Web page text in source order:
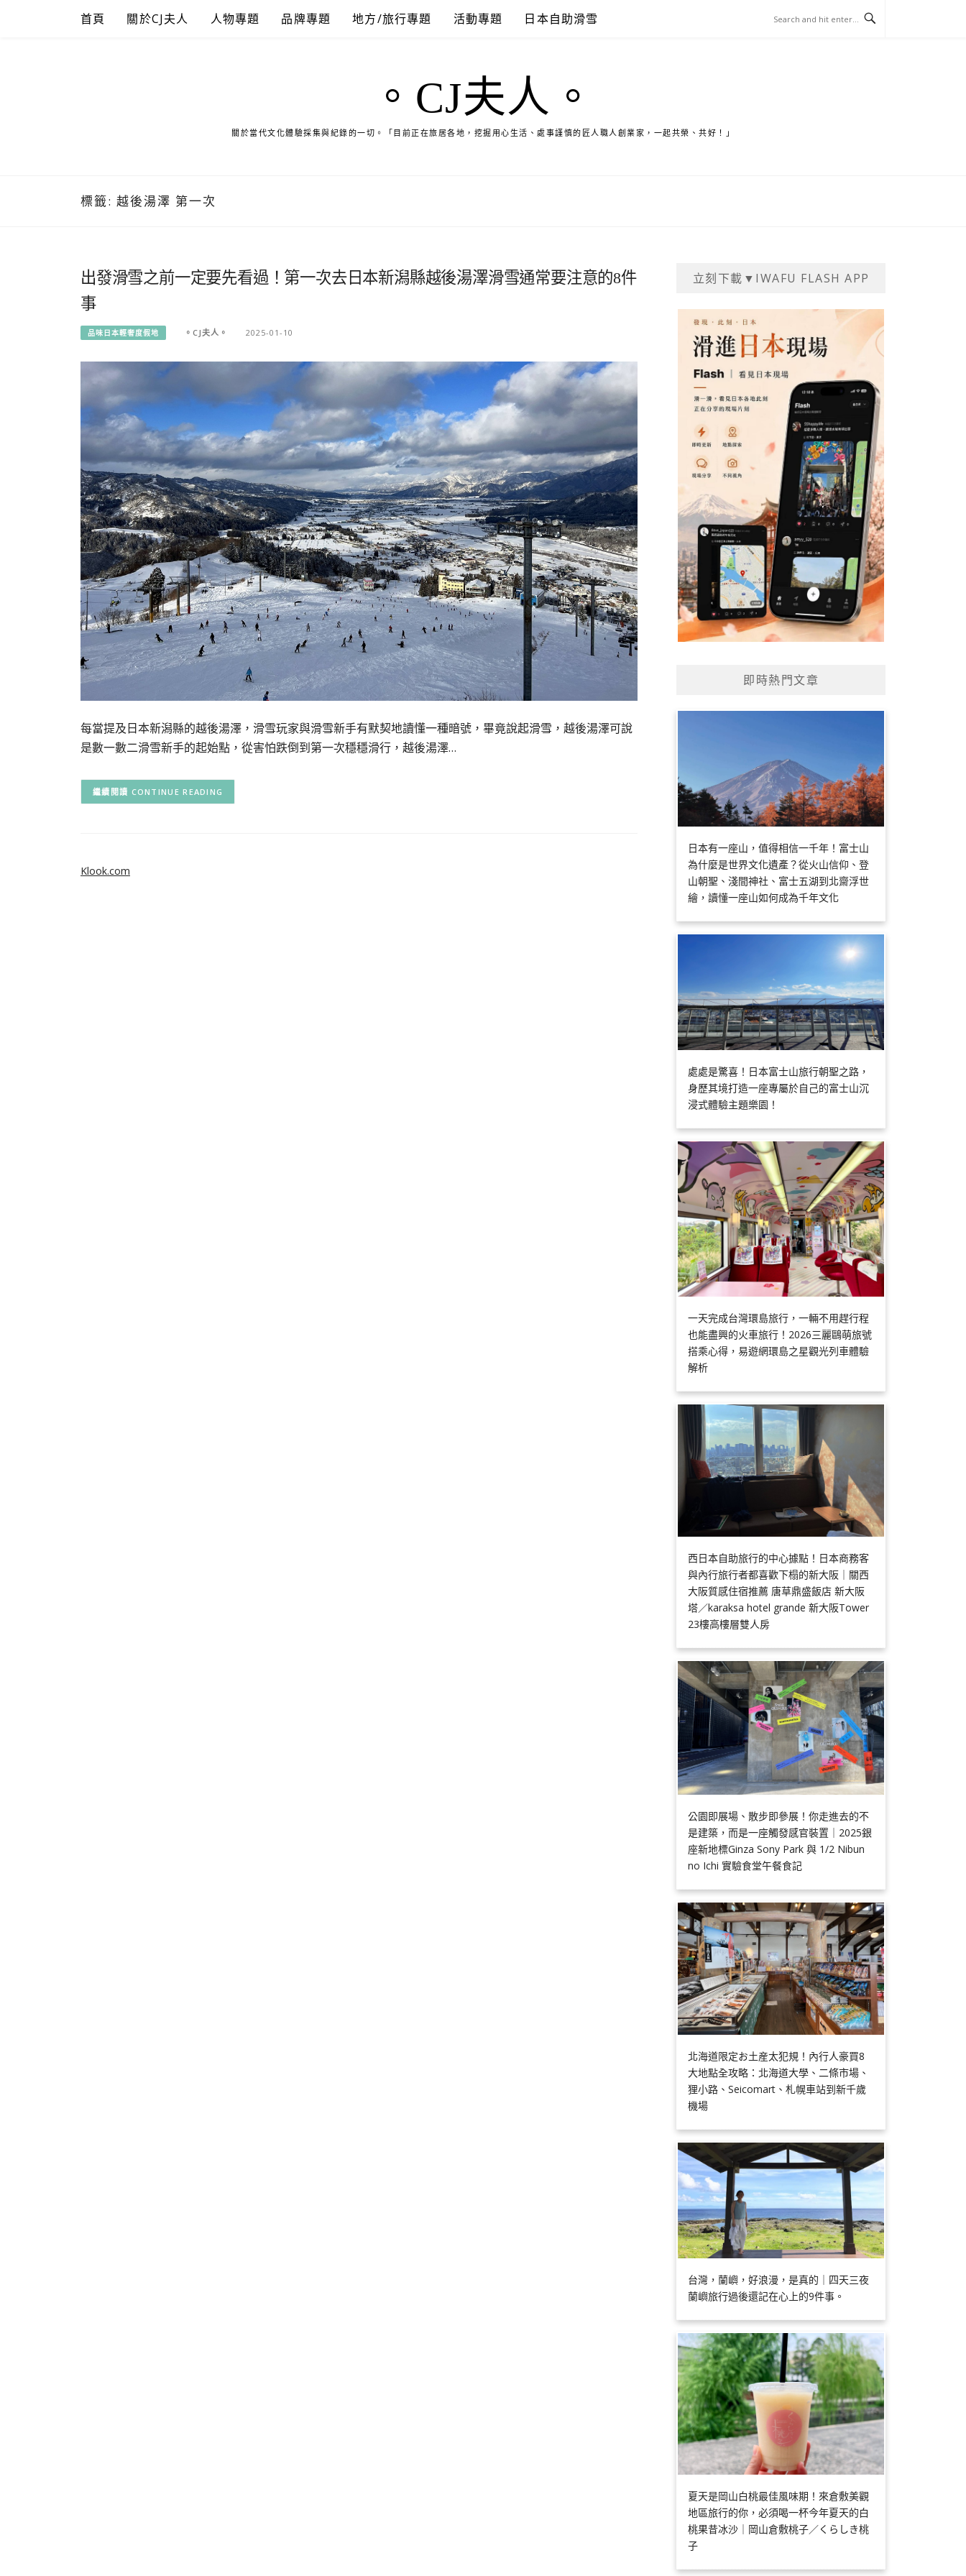
首頁 關於CJ夫人 人物專題 品牌專題 地方/旅行專題 活動專題 日本自助滑雪
。CJ夫人。
關於當代文化體驗採集與紀錄的一切。「目前正在旅居各地，挖掘用心生活、處事謹慎的匠人職人創業家，一起共榮、共好！」
標籤: 越後湯澤 第一次
出發滑雪之前一定要先看過！第一次去日本新潟縣越後湯澤滑雪通常要注意的8件
事
品味日本輕奢度假地 。CJ夫人。 2025-01-10
每當提及日本新潟縣的越後湯澤，滑雪玩家與滑雪新手有默契地讀懂一種暗號，畢竟說起滑雪，越後湯澤可說
是數一數二滑雪新手的起始點，從害怕跌倒到第一次穩穩滑行，越後湯澤…
CONTINUE READING
立刻下載▼IWAFU FLASH APP
即時熱門文章
日本有一座山，值得相信一千年！富士山
為什麼是世界文化遺產？從火山信仰、登
山朝聖、淺間神社、富士五湖到北齋浮世
繪，讀懂一座山如何成為千年文化
處處是驚喜！日本富士山旅行朝聖之路，
身歷其境打造一座專屬於自己的富士山沉
浸式體驗主題樂園！
一天完成台灣環島旅行，一輛不用趕行程
也能盡興的火車旅行！2026三麗鷗萌旅號
搭乘心得，易遊網環島之星觀光列車體驗
解析
西日本自助旅行的中心據點！日本商務客
與內行旅行者都喜歡下榻的新大阪｜關西
大阪質感住宿推薦 唐草鼎盛飯店 新大阪
塔／karaksa hotel grande 新大阪Tower
23樓高樓層雙人房
公園即展場、散步即參展！你走進去的不
是建築，而是一座觸發感官裝置｜2025銀
座新地標Ginza Sony Park 與 1/2 Nibun
no Ichi 實驗食堂午餐食記
北海道限定お土産太犯規！內行人豪買8
大地點全攻略：北海道大學、二條市場、
狸小路、Seicomart、札幌車站到新千歲
機場
台灣，蘭嶼，好浪漫，是真的｜四天三夜
蘭嶼旅行過後還記在心上的9件事。
夏天是岡山白桃最佳風味期！來倉敷美觀
地區旅行的你，必須喝一杯今年夏天的白
桃果昔冰沙｜岡山倉敷桃子／くらしき桃
子
Klook.com